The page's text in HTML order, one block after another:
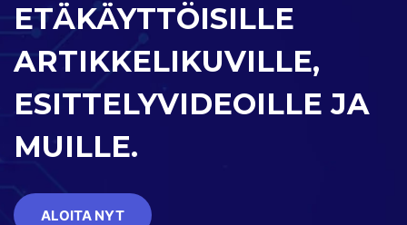
ETÄKÄYTTÖISILLE
ARTIKKELIKUVILLE,
ESITTELYVIDEOILLE JA
MUILLE.
ALOITA NYT